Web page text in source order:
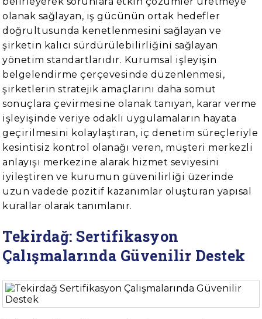
olanak sağlayan, iş gücünün ortak hedefler
doğrultusunda kenetlenmesini sağlayan ve
şirketin kalıcı sürdürülebilirliğini sağlayan
yönetim standartlarıdır. Kurumsal işleyişin
belgelendirme çerçevesinde düzenlenmesi,
şirketlerin stratejik amaçlarını daha somut
sonuçlara çevirmesine olanak tanıyan, karar verme
işleyişinde veriye odaklı uygulamaların hayata
geçirilmesini kolaylaştıran, iç denetim süreçleriyle
kesintisiz kontrol olanağı veren, müşteri merkezli
anlayışı merkezine alarak hizmet seviyesini
iyileştiren ve kurumun güvenilirliği üzerinde
uzun vadede pozitif kazanımlar oluşturan yapısal
kurallar olarak tanımlanır.
Tekirdağ: Sertifikasyon
Çalışmalarında Güvenilir Destek